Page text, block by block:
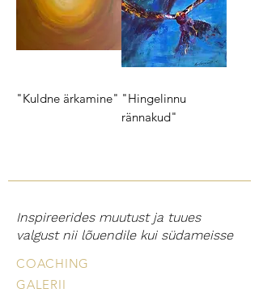
"Kuldne ärkamine" "Hingelinnu
rännakud"
Inspireerides muutust ja tuues
valgust nii lõuendile kui südameisse
COACHING
GALERII